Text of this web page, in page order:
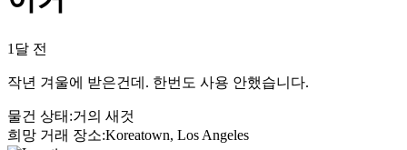
1달 전
작년 겨울에 받은건데. 한번도 사용 안했습니다.
물건 상태 :거의 새것
희망 거래 장소:Koreatown, Los Angeles